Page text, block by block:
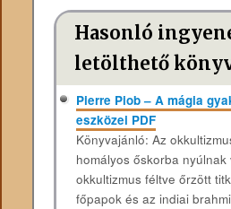
Hasonló
letölthető
Pierre Piob – A mágia
eszközei PDF
Könyvajánló: Az
homályos őskorba nyúlnak
okkultizmus féltve őrzött
főpapok és az indiai